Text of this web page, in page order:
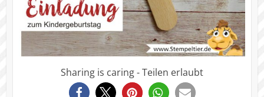
Sharing is caring - Teilen erlaubt
260